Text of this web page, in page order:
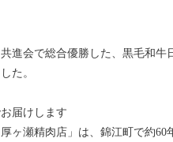
進会で総合優勝した、黒毛和牛
た。
届けします
ヶ瀬精肉店」は、錦江町で約60